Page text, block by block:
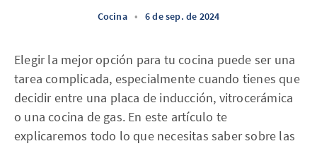
Cocina • 6 de sep. de 2024
Elegir la mejor opción para tu cocina puede ser una
tarea complicada, especialmente cuando tienes que
decidir entre una placa de inducción, vitrocerámica
o una cocina de gas. En este artículo te
explicaremos todo lo que necesitas saber sobre las